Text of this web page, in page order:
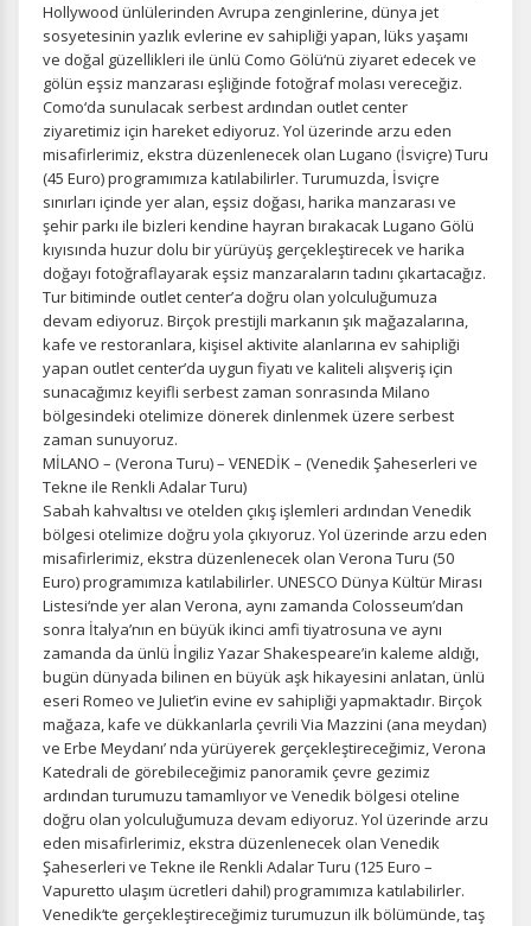
Hollywood ünlülerinden Avrupa zenginlerine, dünya jet
sosyetesinin yazlık evlerine ev sahipliği yapan, lüks yaşamı
ve doğal güzellikleri ile ünlü Como Gölü‘nü ziyaret edecek ve
gölün eşsiz manzarası eşliğinde fotoğraf molası vereceğiz.
Como‘da sunulacak serbest ardından outlet center
ziyaretimiz için hareket ediyoruz. Yol üzerinde arzu eden
misafirlerimiz, ekstra düzenlenecek olan Lugano (İsviçre) Turu
(45 Euro) programımıza katılabilirler. Turumuzda, İsviçre
sınırları içinde yer alan, eşsiz doğası, harika manzarası ve
şehir parkı ile bizleri kendine hayran bırakacak Lugano Gölü
kıyısında huzur dolu bir yürüyüş gerçekleştirecek ve harika
doğayı fotoğraflayarak eşsiz manzaraların tadını çıkartacağız.
Tur bitiminde outlet center’a doğru olan yolculuğumuza
devam ediyoruz. Birçok prestijli markanın şık mağazalarına,
kafe ve restoranlara, kişisel aktivite alanlarına ev sahipliği
yapan outlet center’da uygun fiyatı ve kaliteli alışveriş için
sunacağımız keyifli serbest zaman sonrasında Milano
bölgesindeki otelimize dönerek dinlenmek üzere serbest
zaman sunuyoruz.
MİLANO – (Verona Turu) – VENEDİK – (Venedik Şaheserleri ve
Tekne ile Renkli Adalar Turu)
Sabah kahvaltısı ve otelden çıkış işlemleri ardından Venedik
bölgesi otelimize doğru yola çıkıyoruz. Yol üzerinde arzu eden
misafirlerimiz, ekstra düzenlenecek olan Verona Turu (50
Euro) programımıza katılabilirler. UNESCO Dünya Kültür Mirası
Listesi‘nde yer alan Verona, aynı zamanda Colosseum’dan
sonra İtalya’nın en büyük ikinci amfi tiyatrosuna ve aynı
zamanda da ünlü İngiliz Yazar Shakespeare’in kaleme aldığı,
bugün dünyada bilinen en büyük aşk hikayesini anlatan, ünlü
eseri Romeo ve Juliet’in evine ev sahipliği yapmaktadır. Birçok
mağaza, kafe ve dükkanlarla çevrili Via Mazzini (ana meydan)
ve Erbe Meydanı’ nda yürüyerek gerçekleştireceğimiz, Verona
Katedrali de görebileceğimiz panoramik çevre gezimiz
ardından turumuzu tamamlıyor ve Venedik bölgesi oteline
doğru olan yolculuğumuza devam ediyoruz. Yol üzerinde arzu
eden misafirlerimiz, ekstra düzenlenecek olan Venedik
Şaheserleri ve Tekne ile Renkli Adalar Turu (125 Euro –
Vapuretto ulaşım ücretleri dahil) programımıza katılabilirler.
Venedik‘te gerçekleştireceğimiz turumuzun ilk bölümünde, taş